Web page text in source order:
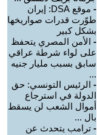
-
موقع DSA: إيران
طوّرت قدرات صواريخها
بشكل كبير
- الأمن المصري يتحفظ
على لواء شرطة عراقي
سابق بسبب مليار جنيه
...
- الرئيس التونسي: حق
الدولة في استرجاع
أموال الشعب لن يسقط
بال ...
- ترامب يتحدث عن